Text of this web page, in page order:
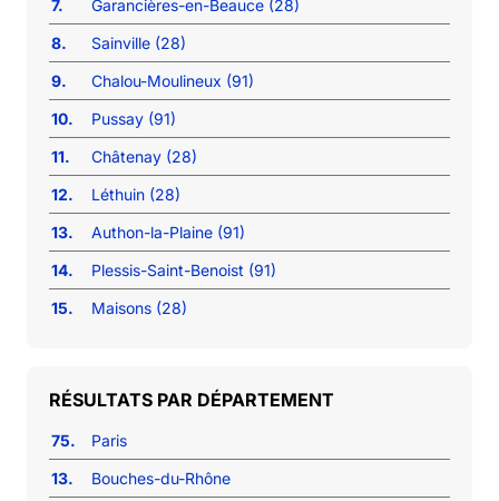
7.
Garancières-en-Beauce (28)
8.
Sainville (28)
9.
Chalou-Moulineux (91)
10.
Pussay (91)
11.
Châtenay (28)
12.
Léthuin (28)
13.
Authon-la-Plaine (91)
14.
Plessis-Saint-Benoist (91)
15.
Maisons (28)
RÉSULTATS PAR DÉPARTEMENT
75.
Paris
13.
Bouches-du-Rhône